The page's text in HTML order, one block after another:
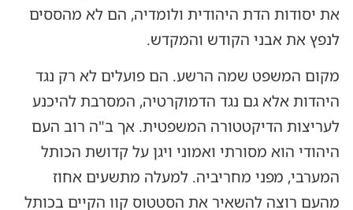
את יסודות הדת היהודית ולומדיה, הם לא מהססים
לנפץ את אבני הקודש והמקדש.
מקום המשפט שמה הרשע. הם פועלים לא רק נגד
היהדות אלא גם נגד הדמוקרטיה, המסרבת להיכנע
לעריצות הדיקטטורה המשפטית. אך ב"ה רוב העם
היהודי הוא מסורתי ואמוני ויגן על קדושת הכותל
המערבי, מפני מחריביה. למעלה מתשעים אחוז
מהעם רוצה להשאיר את הסטטוס קוו הקיים בכותל